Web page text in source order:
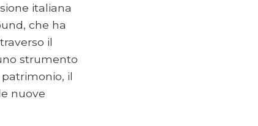
italiana
che ha
il
strumento
il
nuove